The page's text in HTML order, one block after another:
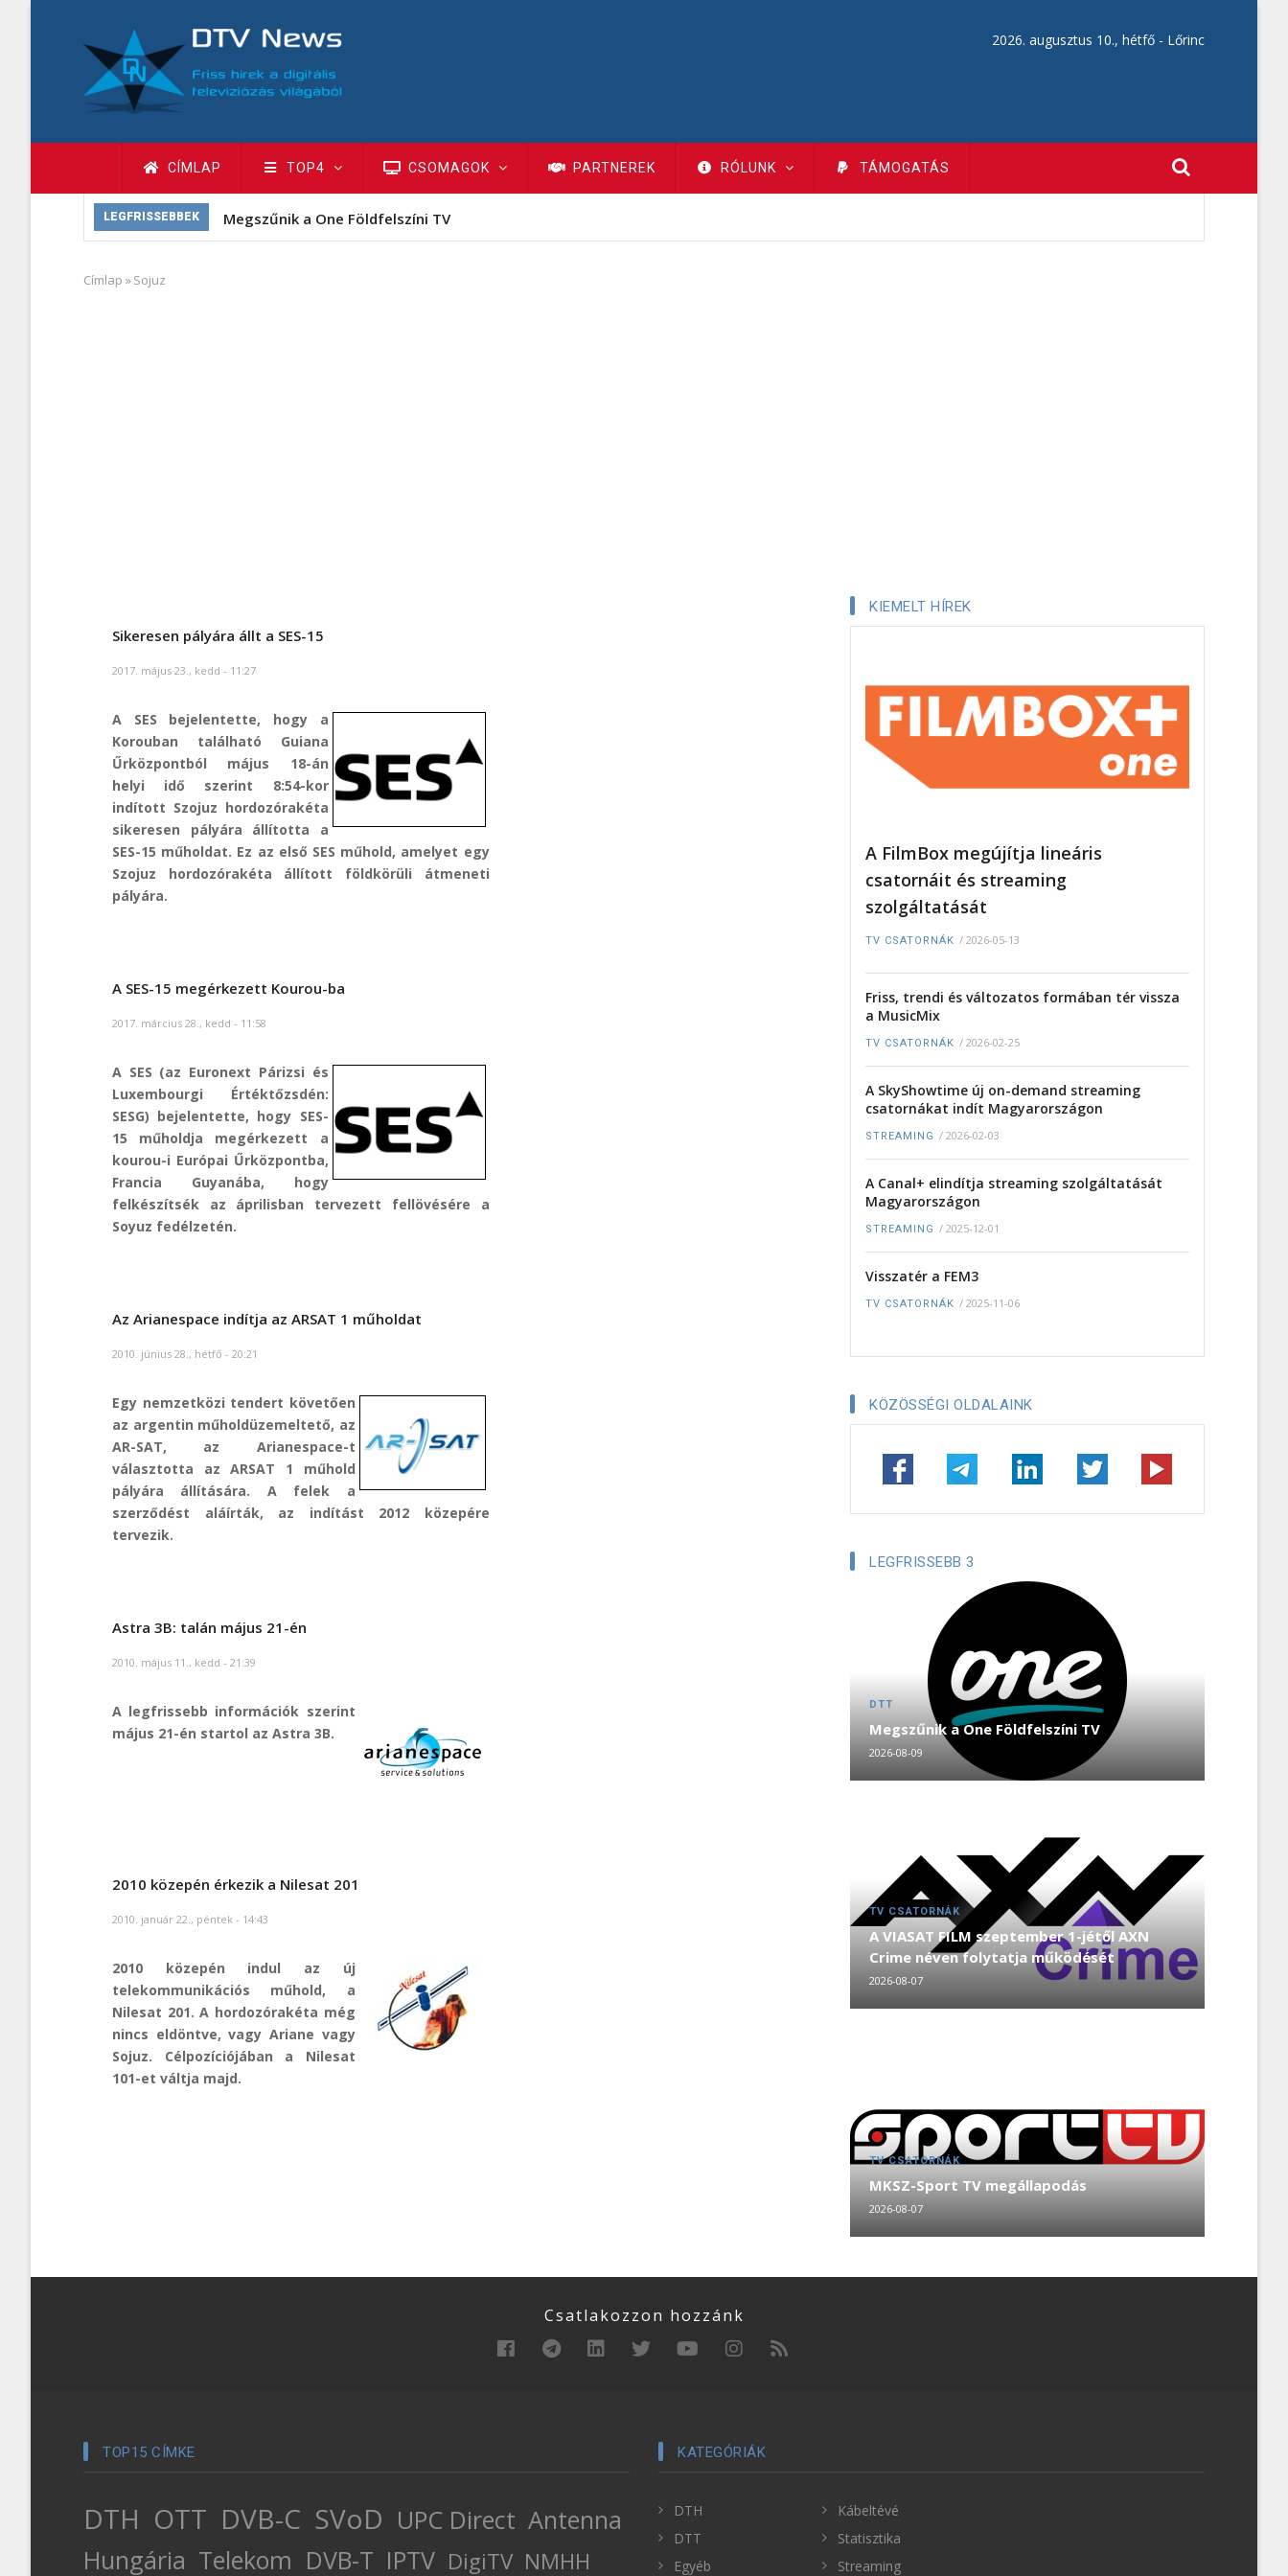
tartalomra
2026. augusztus 10., hétfő - Lőrinc
Fő
navigáció
CÍMLAP TOP4 CSOMAGOK PARTNEREK RÓLUNK TÁMOGATÁS
LEGFRISSEBBEK Megszűnik a One Földfelszíni TV
Morzsa
Címlap »Sojuz
Sikeresen pályára állt a SES-15
2017. május 23., kedd - 11:27
A SES bejelentette, hogy a
Korouban található Guiana
Űrközpontból május 18-án
helyi idő szerint 8:54-kor
indított Szojuz hordozórakéta
sikeresen pályára állította a
SES-15 műholdat. Ez az első SES műhold, amelyet egy
Szojuz hordozórakéta állított földkörüli átmeneti
pályára.
A SES-15 megérkezett Kourou-ba
2017. március 28., kedd - 11:58
A SES (az Euronext Párizsi és
Luxembourgi Értéktőzsdén:
SESG) bejelentette, hogy SES-
15 műholdja megérkezett a
kourou-i Európai Űrközpontba,
Francia Guyanába, hogy
felkészítsék az áprilisban tervezett fellövésére a
Soyuz fedélzetén.
Az Arianespace indítja az ARSAT 1 műholdat
2010. június 28., hétfő - 20:21
Egy nemzetközi tendert követően
az argentin műholdüzemeltető, az
AR-SAT, az Arianespace-t
választotta az ARSAT 1 műhold
pályára állítására. A felek a
szerződést aláírták, az indítást 2012 közepére
tervezik.
Astra 3B: talán május 21-én
2010. május 11., kedd - 21:39
A legfrissebb információk szerint
május 21-én startol az Astra 3B.
2010 közepén érkezik a Nilesat 201
2010. január 22., péntek - 14:43
2010 közepén indul az új
telekommunikációs műhold, a
Nilesat 201. A hordozórakéta még
nincs eldöntve, vagy Ariane vagy
Sojuz. Célpozíciójában a Nilesat
101-et váltja majd.
KIEMELT HÍREK
A FilmBox megújítja lineáris
csatornáit és streaming
szolgáltatását
TV CSATORNÁK / 2026-05-13
Friss, trendi és változatos formában tér vissza
a MusicMix
TV CSATORNÁK / 2026-02-25
A SkyShowtime új on-demand streaming
csatornákat indít Magyarországon
STREAMING / 2026-02-03
A Canal+ elindítja streaming szolgáltatását
Magyarországon
STREAMING / 2025-12-01
Visszatér a FEM3
TV CSATORNÁK / 2025-11-06
KÖZÖSSÉGI OLDALAINK
LEGFRISSEBB 3
DTT
Megszűnik a One Földfelszíni TV
2026-08-09
TV CSATORNÁK
A VIASAT FILM szeptember 1-jétől AXN
Crime néven folytatja működését
2026-08-07
TV CSATORNÁK
MKSZ-Sport TV megállapodás
2026-08-07
Csatlakozzon hozzánk
TOP15 CÍMKE
DTH OTT DVB-C SVoD UPC Direct Antenna
Hungária Telekom DVB-T IPTV DigiTV NMHH
KATEGÓRIÁK
DTH
DTT
Egyéb
Kábeltévé
Statisztika
Streaming